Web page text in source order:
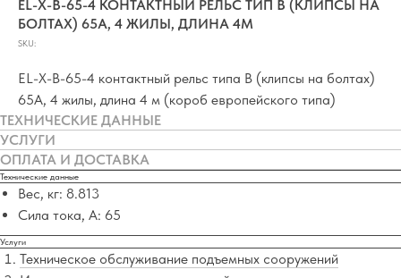
EL-X-B-65-4 КОНТАКТНЫЙ РЕЛЬС ТИП B (КЛИПСЫ НА
БОЛТАХ) 65А, 4 ЖИЛЫ, ДЛИНА 4М
SKU:
EL-X-B-65-4 контактный рельс типа B (клипсы на болтах)
65A, 4 жилы, длина 4 м (короб европейского типа)
ТЕХНИЧЕСКИЕ ДАННЫЕ
УСЛУГИ
ОПЛАТА И ДОСТАВКА
Технические данные
Вес, кг: 8.813
Сила тока, А: 65
Услуги
Техническое обслуживание подъемных сооружений